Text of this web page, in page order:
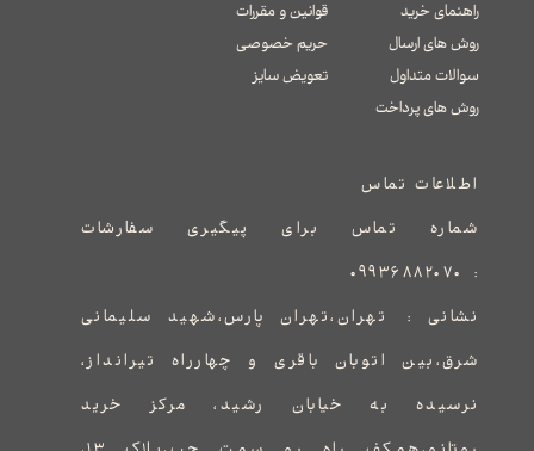
راهنمای خرید
روش های ارسال
سوالات متداول
​​​​​​​روش های پرداخت
قوانین و مقررات
حریم خصوصی
تعویض سایز
اطلاعات تماس
شماره تماس برای پیگیری سفارشات
: ۰۹۹۳۶۸۸۲۰۷۰
نشانی : ​​​​​​​​​​​​​​تهران،تهران پارس،شهید سلیمانی
شرق،بین اتوبان باقری و چهارراه تیرانداز،
نرسیده به خیابان رشید، مرکز خرید